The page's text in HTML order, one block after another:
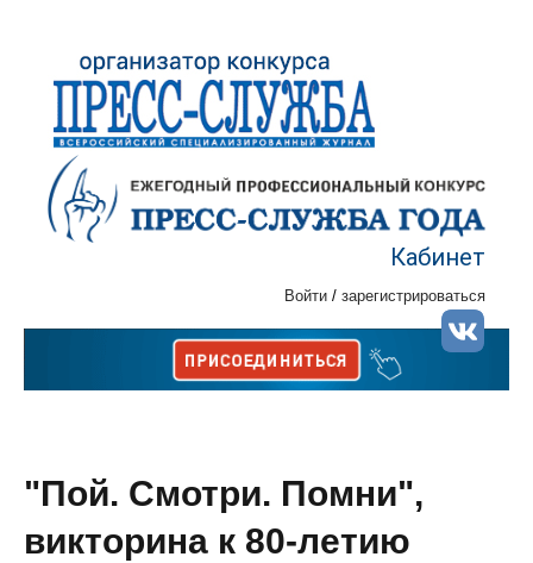
Кабинет
Войти / зарегистрироваться
"Пой. Смотри. Помни",
викторина к 80-летию